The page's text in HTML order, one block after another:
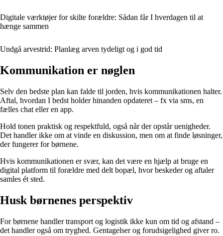
Digitale værktøjer for skilte forældre: Sådan får I hverdagen til at
hænge sammen
Undgå arvestrid: Planlæg arven tydeligt og i god tid
Kommunikation er nøglen
Selv den bedste plan kan falde til jorden, hvis kommunikationen halter.
Aftal, hvordan I bedst holder hinanden opdateret – fx via sms, en
fælles chat eller en app.
Hold tonen praktisk og respektfuld, også når der opstår uenigheder.
Det handler ikke om at vinde en diskussion, men om at finde løsninger,
der fungerer for børnene.
Hvis kommunikationen er svær, kan det være en hjælp at bruge en
digital platform til forældre med delt bopæl, hvor beskeder og aftaler
samles ét sted.
Husk børnenes perspektiv
For børnene handler transport og logistik ikke kun om tid og afstand –
det handler også om tryghed. Gentagelser og forudsigelighed giver ro.